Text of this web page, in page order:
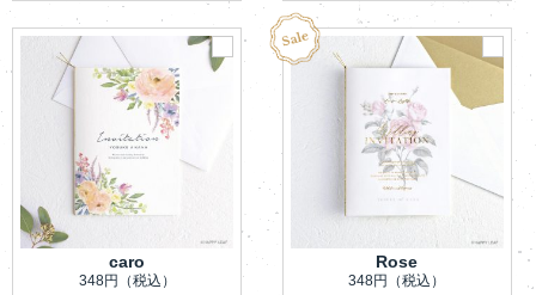
caro
348円 （税込）
Rose
348円 （税込）